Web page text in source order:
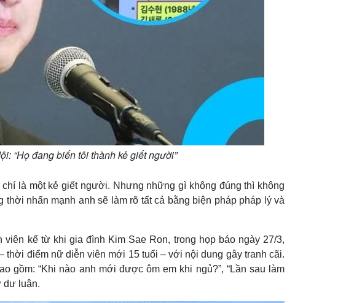
“Họ đang biến tôi thành kẻ giết người”
là một kẻ giết người. Nhưng những gì không đúng thì không
nhấn mạnh anh sẽ làm rõ tất cả bằng biện pháp pháp lý và
kể từ khi gia đình Kim Sae Ron, trong họp báo ngày 27/3,
điểm nữ diễn viên mới 15 tuổi – với nội dung gây tranh cãi.
gồm: “Khi nào anh mới được ôm em khi ngủ?”, “Lần sau làm
dư luận.